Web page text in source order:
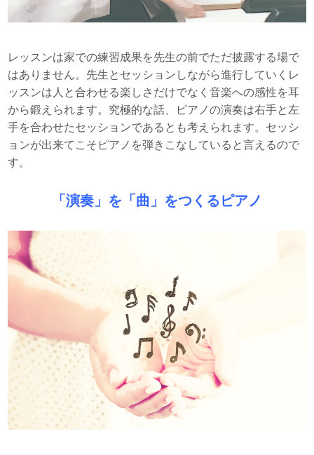
レッスンは家での練習成果を先生の前でただ披露する場で
はありません。先生とセッションしながら進行していくレ
ッスンは人と合わせる楽しさだけでなく音楽への感性を耳
から鍛えられます。究極的な話、ピアノの演奏は右手と左
手を合わせたセッションであるとも考えられます。セッシ
ョンが出来てこそピアノを弾きこなしていると言えるので
す。
「演奏」を「曲」をつくるピアノ